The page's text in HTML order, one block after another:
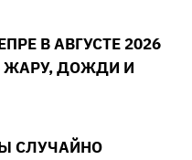
В АВГУСТЕ 2026
ЖАРУ, ДОЖДИ И
СЛУЧАЙНО